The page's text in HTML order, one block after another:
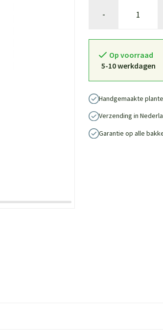
-
Op voorraad
5-10 werkdagen
Handgemaakte
Verzending in
Garantie op alle